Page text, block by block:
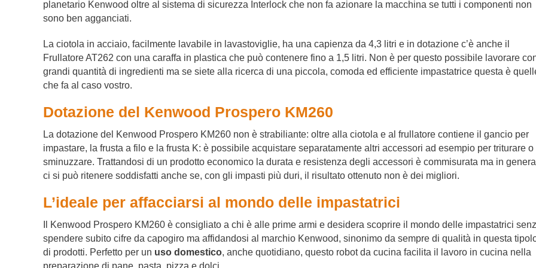
planetario Kenwood oltre al sistema di sicurezza Interlock che non fa azionare la macchina se tutti i componenti non
sono ben agganciati.
La ciotola in acciaio, facilmente lavabile in lavastoviglie, ha una capienza da 4,3 litri e in dotazione c’è anche il
Frullatore AT262 con una caraffa in plastica che può contenere fino a 1,5 litri. Non è per questo possibile lavorare
grandi quantità di ingredienti ma se siete alla ricerca di una piccola, comoda ed efficiente impastatrice questa è
che fa al caso vostro.
Dotazione del Kenwood Prospero KM260
La dotazione del Kenwood Prospero KM260 non è strabiliante: oltre alla ciotola e al frullatore contiene il gancio per
impastare, la frusta a filo e la frusta K: è possibile acquistare separatamente altri accessori ad esempio per triturare o
sminuzzare. Trattandosi di un prodotto economico la durata e resistenza degli accessori è commisurata ma in
ci si può ritenere soddisfatti anche se, con gli impasti più duri, il risultato ottenuto non è dei migliori.
L’ideale per affacciarsi al mondo delle impastatrici
Il Kenwood Prospero KM260 è consigliato a chi è alle prime armi e desidera scoprire il mondo delle impastatrici
spendere subito cifre da capogiro ma affidandosi al marchio Kenwood, sinonimo da sempre di qualità in questa
di prodotti. Perfetto per un uso domestico, anche quotidiano, questo robot da cucina facilita il lavoro in cucina nella